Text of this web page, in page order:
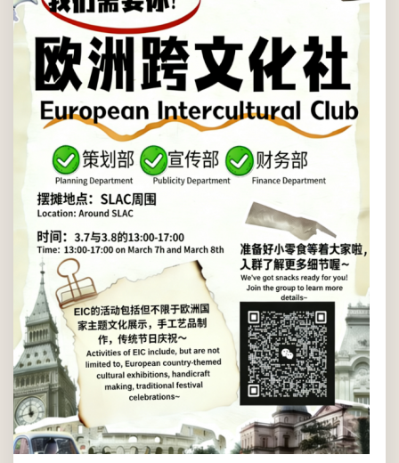
野、交流，与遇见更大的世界。如果你向往欧洲的历史底蕴、艺术
氛围与多元文化，如果你想体验真实有趣的文化活动，结识志同道
合的伙伴，或是想在校园里拥有一段充实而有国际范的经历——欧
洲跨文化社，为你而来。在这里，你将体验...
2026年03月07日(周六) 01:00 PM至 2026年03月08日(周日)
12:00 AM
SALC周围
大众, 所有温肯学生, 所有温肯教授, 所有温肯职工